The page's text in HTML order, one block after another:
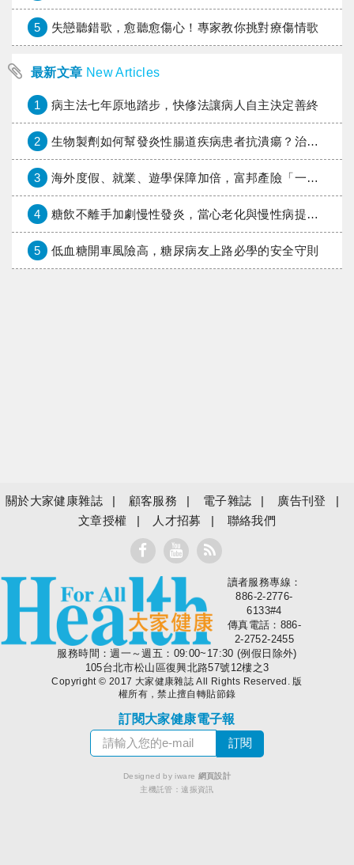
5 失戀聽錯歌，愈聽愈傷心！專家教你挑對療傷情歌
最新文章 New Articles
1 病主法七年原地踏步，快修法讓病人自主決定善終
2 生物製劑如何幫發炎性腸道疾病患者抗潰瘍？治療進展與健保給付困境一次看
3 海外度假、就業、遊學保障加倍，富邦產險「一期逐夢」專案加碼遠距醫療與緊急救援
4 糖飲不離手加劇慢性發炎，當心老化與慢性病提早報到
5 低血糖開車風險高，糖尿病友上路必學的安全守則
關於大家健康雜誌 顧客服務 電子雜誌
廣告刊登
文章授權
人才招募 聯絡我們
大家健康
讀者服務專線：
886-2-2776-
6133#4
傳真電話：886-
2-2752-2455
服務時間：週一～週五：09:00~17:30 (例假日除外)
105台北市松山區復興北路57號12樓之3
Copyright © 2017 大家健康雜誌 All Rights Reserved. 版
權所有，禁止擅自轉貼節錄
訂閱大家健康電子報
Designed by iware 網頁設計
主機託管：遠振資訊